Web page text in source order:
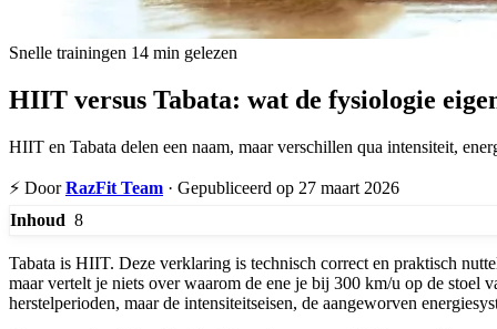
Snelle trainingen 14 min gelezen
HIIT versus Tabata: wat de fysiologie
HIIT en Tabata delen een naam, maar verschillen qua intensiteit,
⚡ DoorRazFit Team · Gepubliceerd op 27 maart 2026
Inhoud 8
Tabata is HIIT. Deze verklaring is technisch correct en praktisch
maar vertelt je niets over waarom de ene je bij 300 km/u op de stoel
herstelperioden, maar de intensiteitseisen, de aangeworven